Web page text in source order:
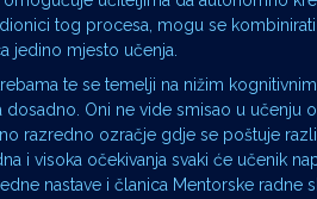
tog procesa, mogu se
jedino mjesto učenja.
te se temelji na nižim
Oni ne vide smisao u učenju
razredno ozračje gdje se poštuje
i visoka očekivanja svaki će učenik
nastave i članica Mentorske radne